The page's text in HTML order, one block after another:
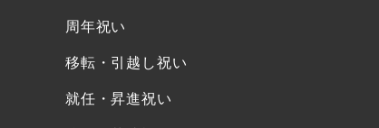
周年祝い
移転・引越し祝い
就任・昇進祝い